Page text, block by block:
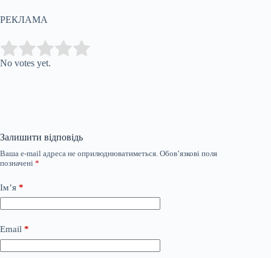
РЕКЛАМА
Rate this item:
No votes yet.
Залишити відповідь
Ваша e-mail адреса не оприлюднюватиметься. Обов’язкові поля
позначені *
Ім’я *
Email *